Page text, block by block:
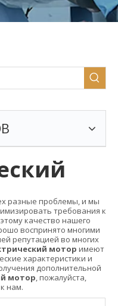
разные проблемы, и мы
требования к
качество нашего
воспринято многими
репутацией во многих
мотор имеют
характеристики и
дополнительной
мотор, пожалуйста,
нам.